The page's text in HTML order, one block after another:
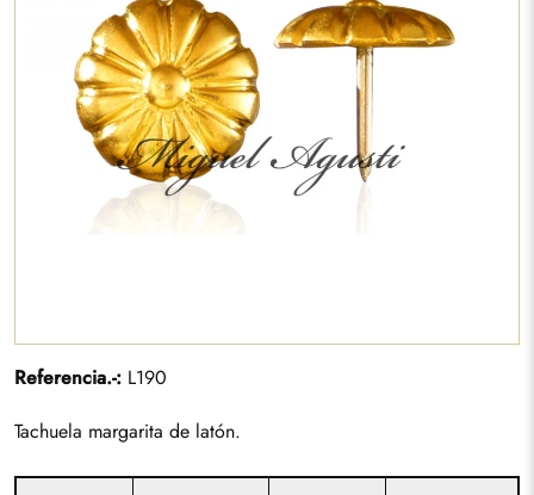
Referencia.-: L190
Tachuela margarita de latón.